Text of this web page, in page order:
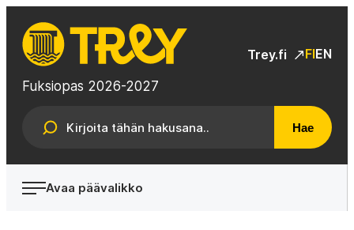
suoraan
sisältöön
TREY
Fuksiopas 2026-2027
Trey.fi FIEN
Avaa päävalikko